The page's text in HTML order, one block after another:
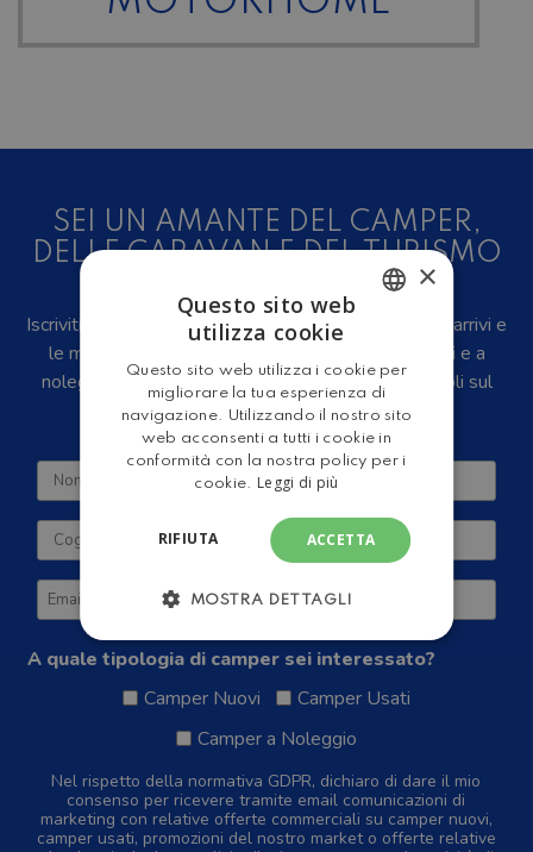
SEI UN AMANTE DEL CAMPER,
DELLE CARAVAN E DEL TURISMO
ALL'ARIA APERTA?
Iscriviti alla newsletter, riceverai in anteprima i nuovi arrivi e
le migliori offerte su camper e caravan nuovi, usati e a
noleggio, eventi, video recensioni, iniziative e articoli sul
mondo del turismo outdoor.
A quale tipologia di camper sei interessato?
Camper Nuovi
Camper Usati
Camper a Noleggio
Nel rispetto della normativa GDPR, dichiaro di dare il mio
consenso per ricevere tramite email comunicazioni di
marketing con relative offerte commerciali su camper nuovi,
camper usati, promozioni del nostro market o offerte relative
ENGLISH
×
Questo sito web
utilizza cookie
Questo sito web utilizza i cookie per
migliorare la tua esperienza di
navigazione. Utilizzando il nostro sito
web acconsenti a tutti i cookie in
conformità con la nostra policy per i
cookie.
Leggi di più
ACCETTA
RIFIUTA
MOSTRA DETTAGLI